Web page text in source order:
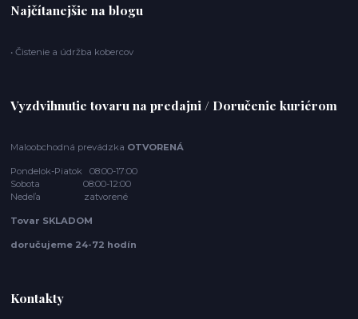
Najčítanejšie na blogu
• Čistenie a údržba kobercov
Vyzdvihnutie tovaru na predajni / Doručenie kuriérom
Maloobchodná prevádzka OTVORENÁ
Pondelok-Piatok 08:00-17:00
Sobota 08:00-12:00
Nedeľa zatvorené
Tovar SKLADOM
doručujeme 24-72 hodín
Kontakty